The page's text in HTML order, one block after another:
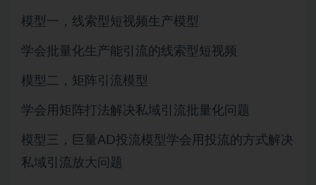
模型一，线索型短视频生产模型
学会批量化生产能引流的线索型短视频
模型二，矩阵引流模型
学会用矩阵打法解决私域引流批量化问题
模型三，巨量AD投流模型学会用投流的方式解决
私域引流放大问题